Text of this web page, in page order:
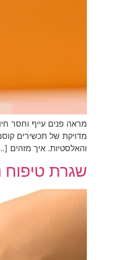
מראה פנים עייף וחסר
מדויקת של תכשירים
והאלסטיות. איך מזהים
שגרת טיפוח